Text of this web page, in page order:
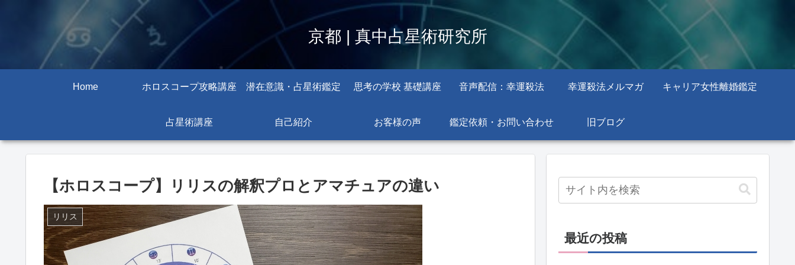
京都 | 真中占星術研究所
Home ホロスコープ攻略講座 潜在意識・占星術鑑定 思考の学校 基礎講座 音声配信：幸運殺法 幸運殺法メルマガ キャリア女性離婚鑑定
占星術講座 自己紹介 お客様の声 鑑定依頼・お問い合わせ 旧ブログ
【ホロスコープ】リリスの解釈プロとアマチュアの違い
リリス
最近の投稿